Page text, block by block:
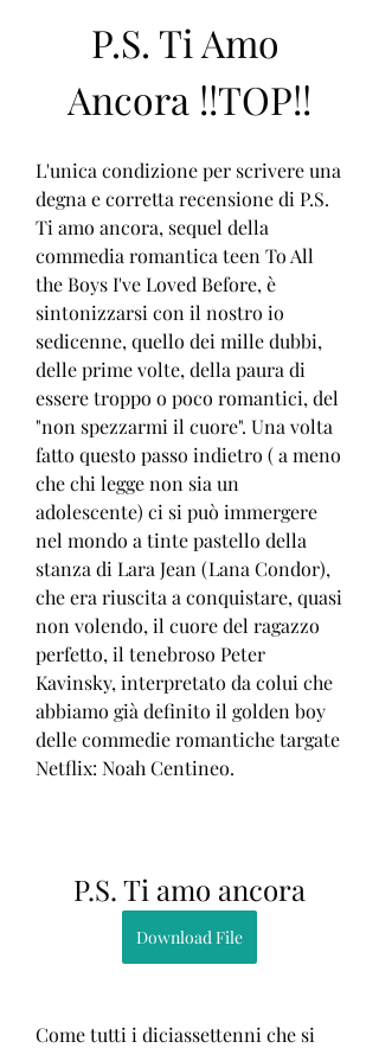
P.S. Ti Amo
Ancora !!TOP!!
L'unica condizione per scrivere una
degna e corretta recensione di P.S.
Ti amo ancora, sequel della
commedia romantica teen To All
the Boys I've Loved Before, è
sintonizzarsi con il nostro io
sedicenne, quello dei mille dubbi,
delle prime volte, della paura di
essere troppo o poco romantici, del
"non spezzarmi il cuore". Una volta
fatto questo passo indietro ( a meno
che chi legge non sia un
adolescente) ci si può immergere
nel mondo a tinte pastello della
stanza di Lara Jean (Lana Condor),
che era riuscita a conquistare, quasi
non volendo, il cuore del ragazzo
perfetto, il tenebroso Peter
Kavinsky, interpretato da colui che
abbiamo già definito il golden boy
delle commedie romantiche targate
Netflix: Noah Centineo.
P.S. Ti amo ancora
Download File
Come tutti i diciassettenni che si